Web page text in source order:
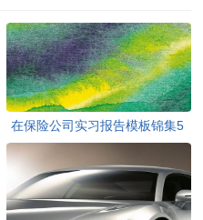
在保险公司实习报告模板锦集5